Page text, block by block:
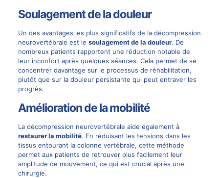
Soulagement de la douleur
Un des avantages les plus significatifs de la décompression
neurovertébrale est le soulagement de la douleur. De
nombreux patients rapportent une réduction notable de
leur inconfort après quelques séances. Cela permet de se
concentrer davantage sur le processus de réhabilitation,
plutôt que sur la douleur persistante qui peut entraver les
progrès.
Amélioration de la mobilité
La décompression neurovertébrale aide également à
restaurer la mobilité. En réduisant les tensions dans les
tissus entourant la colonne vertébrale, cette méthode
permet aux patients de retrouver plus facilement leur
amplitude de mouvement, ce qui est crucial après une
chirurgie.